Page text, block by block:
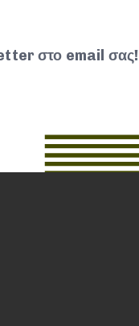
στο email σας!